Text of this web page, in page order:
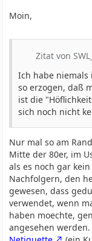
Moin,
Zitat von
Ich habe niemals
so erzogen, daß
ist die
sich noch nicht
Nur mal so am
Mitte der 80er, im
als es noch gar
Nachfolgern, den
gewesen, dass
verwendet, wenn
haben moechte,
angesehen